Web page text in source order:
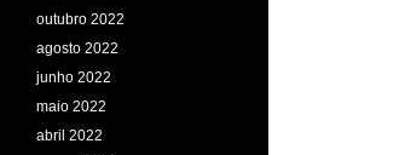
outubro 2022
agosto 2022
junho 2022
maio 2022
abril 2022